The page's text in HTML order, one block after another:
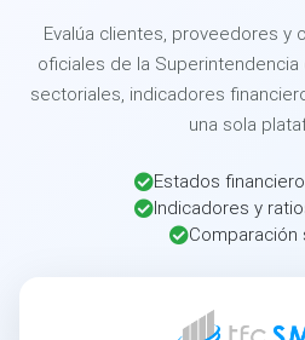
Evalúa clientes, proveedores
oficiales de la Superintendencia
sectoriales, indicadores
una sola
Estados
Indicadores y
Comparación